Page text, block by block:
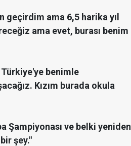
geçirdim ama 6,5 harika yıl
ama evet, burası benim
benimle
Kızım burada okula
Şampiyonası ve belki yeniden
şey."